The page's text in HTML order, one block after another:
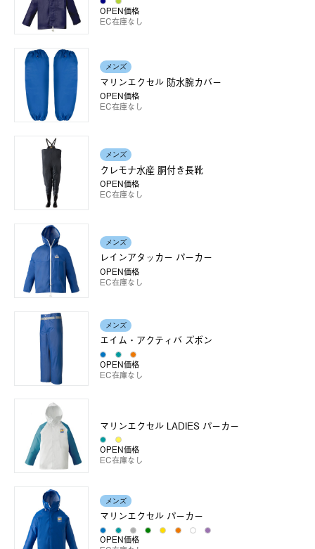
OPEN価格
EC在庫なし
メンズ
マリンエクセル 防水腕カバー
OPEN価格
EC在庫なし
メンズ
クレモナ水産 胴付き長靴
OPEN価格
EC在庫なし
メンズ
レインアタッカー パーカー
OPEN価格
EC在庫なし
メンズ
エイム・アクティバ ズボン
OPEN価格
EC在庫なし
マリンエクセル LADIES パーカー
OPEN価格
EC在庫なし
メンズ
マリンエクセル パーカー
OPEN価格